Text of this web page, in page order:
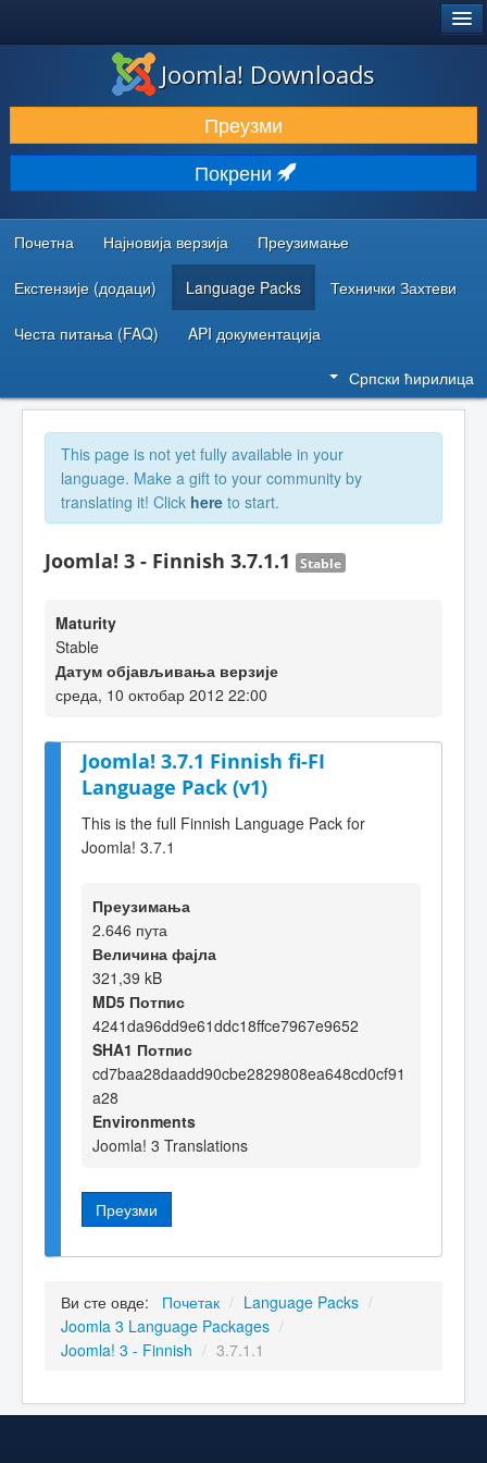
ПРЕУЗИМАЊЕ И ПРОШИРЕЊА (ЕКСТЕНЗИЈЕ)
ОТКРИЈТЕ И НАУЧИТЕ
ЗАЈЕДНИЦА И ПОДРШКА
РЕСУРСИ ЗА РАЗВОЈ
Joomla! Downloads
Преузми
Покрени
Почетна Најновија верзија Преузимање
Екстензије (додаци) Language Packs Технички Захтеви
Честа питања (FAQ) API документација
Српски ћирилица
This page is not yet fully available in your
language. Make a gift to your community by
translating it! Click here to start.
Joomla! 3 - Finnish 3.7.1.1 Stable
Maturity
Stable
Датум објављивања верзије
среда, 10 октобар 2012 22:00
Joomla! 3.7.1 Finnish fi-FI
Language Pack (v1)
This is the full Finnish Language Pack for
Joomla! 3.7.1
Преузимања
2.646 пута
Величина фајла
321,39 kB
MD5 Потпис
4241da96dd9e61ddc18ffce7967e9652
SHA1 Потпис
cd7baa28daadd90cbe2829808ea648cd0cf91
a28
Environments
Joomla! 3 Translations
Преузми
Ви сте овде: Почетак / Language Packs /
Joomla 3 Language Packages /
Joomla! 3 - Finnish / 3.7.1.1